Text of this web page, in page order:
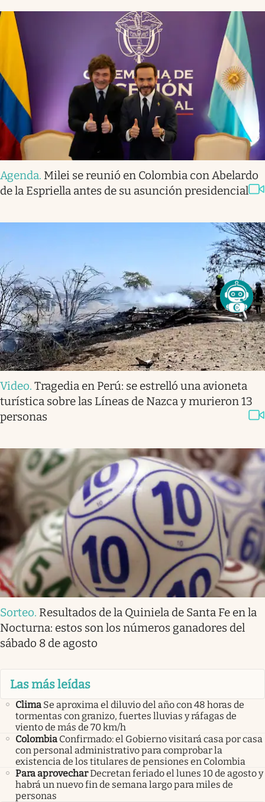
Agenda. Milei se reunió en Colombia con Abelardo
de la Espriella antes de su asunción presidencial
Video. Tragedia en Perú: se estrelló una avioneta
turística sobre las Líneas de Nazca y murieron 13
personas
Sorteo. Resultados de la Quiniela de Santa Fe en la
Nocturna: estos son los números ganadores del
sábado 8 de agosto
Las más leídas
Clima Se aproxima el diluvio del año con 48 horas de
tormentas con granizo, fuertes lluvias y ráfagas de
viento de más de 70 km/h
Colombia Confirmado: el Gobierno visitará casa por casa
con personal administrativo para comprobar la
existencia de los titulares de pensiones en Colombia
Para aprovecharDecretan feriado el lunes 10 de agosto y
habrá un nuevo fin de semana largo para miles de
personas